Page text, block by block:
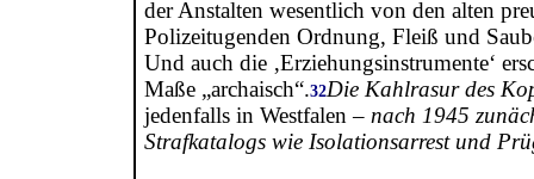
der Anstalten wesentlich von den alten
Polizeitugenden Ordnung, Fleiß und
Und auch die ‚Erziehungsinstrumente‘
Maße „archaisch“.32Die Kahlrasur des
jedenfalls in Westfalen – nach 1945
Strafkatalogs wie Isolationsarrest und